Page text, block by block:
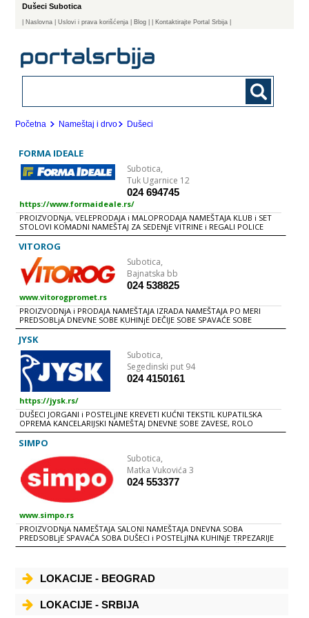
Dušeci Subotica
Naslovna | Uslovi i prava korišćenja Blog | Kontaktirajte Portal Srbija |
Početna Nameštaj i drvo Dušeci
FORMA IDEALE
Subotica,
Tuk Ugarnice 12
024 694745
https://www.formaideale.rs/
PROIZVODNjA, VELEPRODAJA i MALOPRODAJA NAMEŠTAJA KLUB i SET
STOLOVI KOMADNI NAMEŠTAJ ZA SEDENjE VITRINE i REGALI POLICE
UGAONE GARNITURE TAPACIRANI NAMEŠTAJ - GARNITURE TV POLICE
KREVETI DEČIJE SOBE KOMODE, FIOKARI i NOĆNI ORMARIĆI
KANCELARIJSKI i RADNI NAMEŠTAJ DODACI DUŠECI BAŠTENSKE
GARNITURE
VITOROG
Subotica,
Bajnatska bb
024 538825
www.vitorogpromet.rs
PROIZVODNjA i PRODAJA NAMEŠTAJA IZRADA NAMEŠTAJA PO MERI
PREDSOBLjA DNEVNE SOBE KUHINjE DEČIJE SOBE SPAVAĆE SOBE
KANCELARIJSKI NAMEŠTAJ BAŠTENSKI NAMEŠTAJ DEKORACIJA RASVETA
TEPISI UGAONE GARNITURE KUPATILSKI NAMEŠTAJ RASKLOPIVE
STOLICE HOKLICE RASKLOPIVI STOLOVI BARSKI STOLOVI i STOLICE
DUŠECI KREVETI
JYSK
Subotica,
Segedinski put 94
024 4150161
https://jysk.rs/
DUŠECI JORGANI i POSTELjINE KREVETI KUĆNI TEKSTIL KUPATILSKA
OPREMA KANCELARIJSKI NAMEŠTAJ DNEVNE SOBE ZAVESE, ROLO
ZAVESE, ROLETNE BAŠTENSKI NAMEŠTAJ BAŠTENSKA OPREMA
POKUĆSTVO
SIMPO
Subotica,
Matka Vukovića 3
024 553377
www.simpo.rs
PROIZVODNjA NAMEŠTAJA SALONI NAMEŠTAJA DNEVNA SOBA
PREDSOBLjE SPAVAĆA SOBA DUŠECI i POSTELjINA KUHINjE TRPEZARIJE
TEPISI RASVETA BAŠTENSKI NAMEŠTAJ KANCELARIJSKI NAMEŠTAJ
LOKACIJE - BEOGRAD
LOKACIJE - SRBIJA